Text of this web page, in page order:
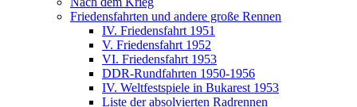
Friedensfahrten und andere große Rennen
IV. Friedensfahrt 1951
V. Friedensfahrt 1952
VI. Friedensfahrt 1953
DDR-Rundfahrten 1950-1956
IV. Weltfestspiele in Bukarest 1953
Liste der absolvierten Radrennen